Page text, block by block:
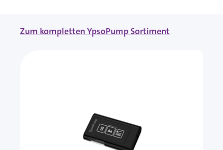
Zum kompletten YpsoPump Sortiment